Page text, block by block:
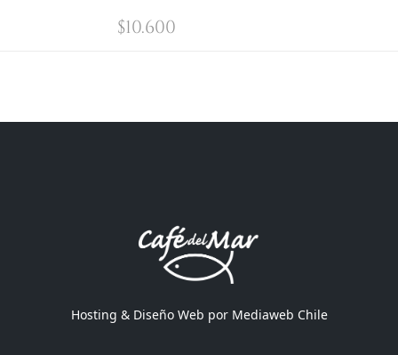
$10.600
Hosting & Diseño Web por Mediaweb Chile